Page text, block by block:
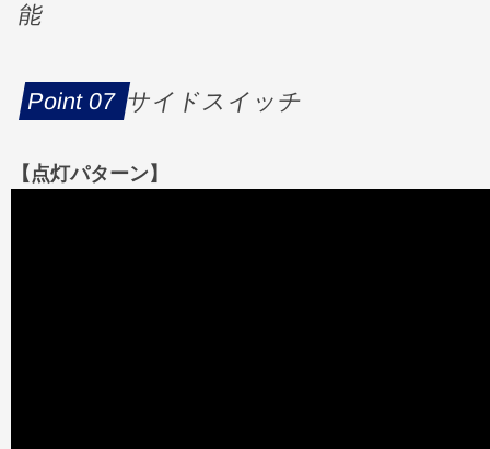
能
サイドスイッチ
【点灯パターン】